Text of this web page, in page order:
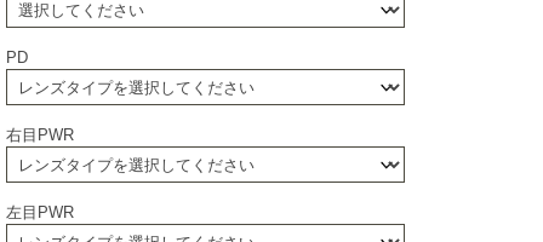
PD
右目PWR
左目PWR